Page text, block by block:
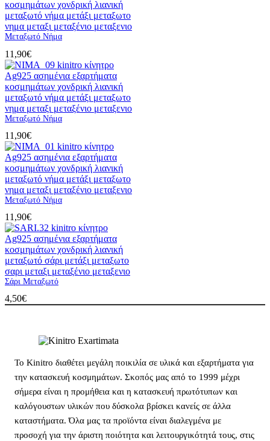
Μεταξωτό Νήμα
11,90€
Μεταξωτό Νήμα
11,90€
Μεταξωτό Νήμα
11,90€
Σάρι Μεταξωτό
4,50€
Το Kinitro διαθέτει μεγάλη ποικιλία σε υλικά και εξαρτήματα για
την κατασκευή κοσμημάτων. Σκοπός μας από το 1999 μέχρι
σήμερα είναι η προμήθεια και η κατασκευή πρωτότυπων και
καλόγουστων υλικών που δύσκολα βρίσκει κανείς σε άλλα
καταστήματα. Όλα μας τα προϊόντα είναι διαλεγμένα με
προσοχή για την άριστη ποιότητα και λειτουργικότητά τους, στις